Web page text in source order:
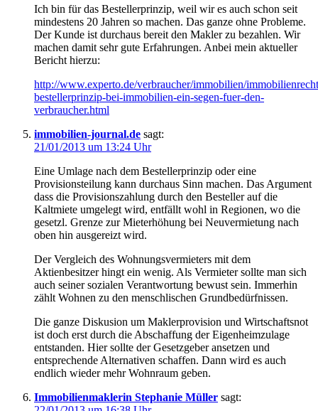
Ich bin für das Bestellerprinzip, weil wir es auch schon seit
mindestens 20 Jahren so machen. Das ganze ohne Probleme.
Der Kunde ist durchaus bereit den Makler zu bezahlen. Wir
machen damit sehr gute Erfahrungen. Anbei mein aktueller
Bericht hierzu:
http://www.experto.de/verbraucher/immobilien/
bestellerprinzip-bei-immobilien-ein-segen-fuer-den-
verbraucher.html
immobilien-journal.de sagt:
21/01/2013 um 13:24 Uhr
Eine Umlage nach dem Bestellerprinzip oder eine
Provisionsteilung kann durchaus Sinn machen. Das Argument
dass die Provisionszahlung durch den Besteller auf die
Kaltmiete umgelegt wird, entfällt wohl in Regionen, wo die
gesetzl. Grenze zur Mieterhöhung bei Neuvermietung nach
oben hin ausgereizt wird.
Der Vergleich des Wohnungsvermieters mit dem
Aktienbesitzer hingt ein wenig. Als Vermieter sollte man sich
auch seiner sozialen Verantwortung bewust sein. Immerhin
zählt Wohnen zu den menschlischen Grundbedürfnissen.
Die ganze Diskusion um Maklerprovision und Wirtschaftsnot
ist doch erst durch die Abschaffung der Eigenheimzulage
entstanden. Hier sollte der Gesetzgeber ansetzen und
entsprechende Alternativen schaffen. Dann wird es auch
endlich wieder mehr Wohnraum geben.
Immobilienmaklerin Stephanie Müller sagt: